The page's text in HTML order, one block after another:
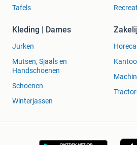
Tafels
Kleding | Dames
Jurken
Mutsen, Sjaals en
Handschoenen
Schoenen
Winterjassen
Horeca